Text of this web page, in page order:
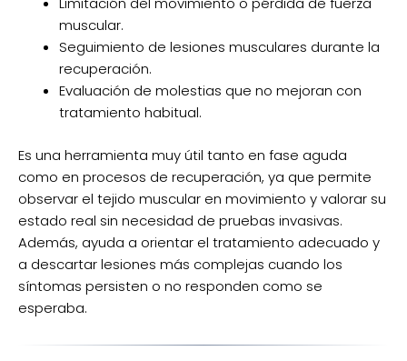
muscular.
Seguimiento de lesiones musculares durante la
recuperación.
Evaluación de molestias que no mejoran con
tratamiento habitual.
Es una herramienta muy útil tanto en fase aguda
como en procesos de recuperación, ya que permite
observar el tejido muscular en movimiento y valorar su
estado real sin necesidad de pruebas invasivas.
Además, ayuda a orientar el tratamiento adecuado y
a descartar lesiones más complejas cuando los
síntomas persisten o no responden como se
esperaba.